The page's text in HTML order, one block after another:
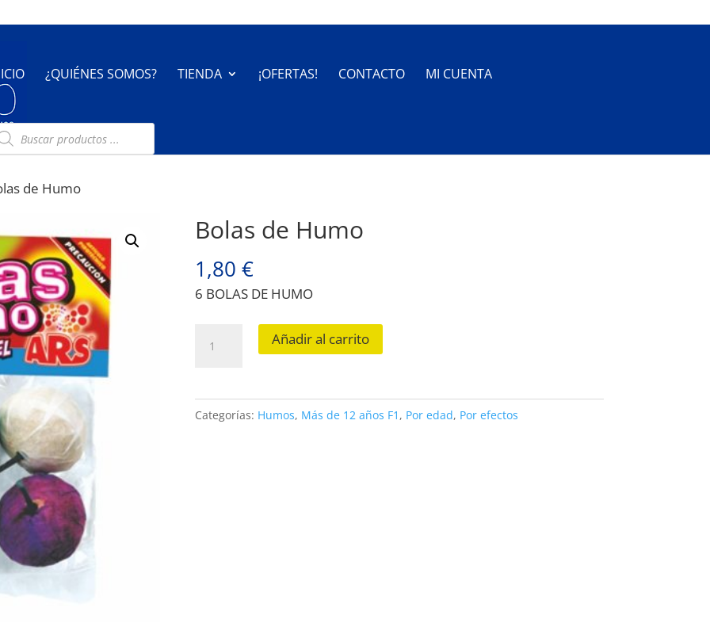
¿QUIÉNES SOMOS? TIENDA ¡OFERTAS! CONTACTO MI CUENTA
de Humo
Bolas de Humo
1,80 €
6 BOLAS DE HUMO
cantidad
Añadir al carrito
Categorías: Humos, Más de 12 años F1 , Por edad, Por efectos